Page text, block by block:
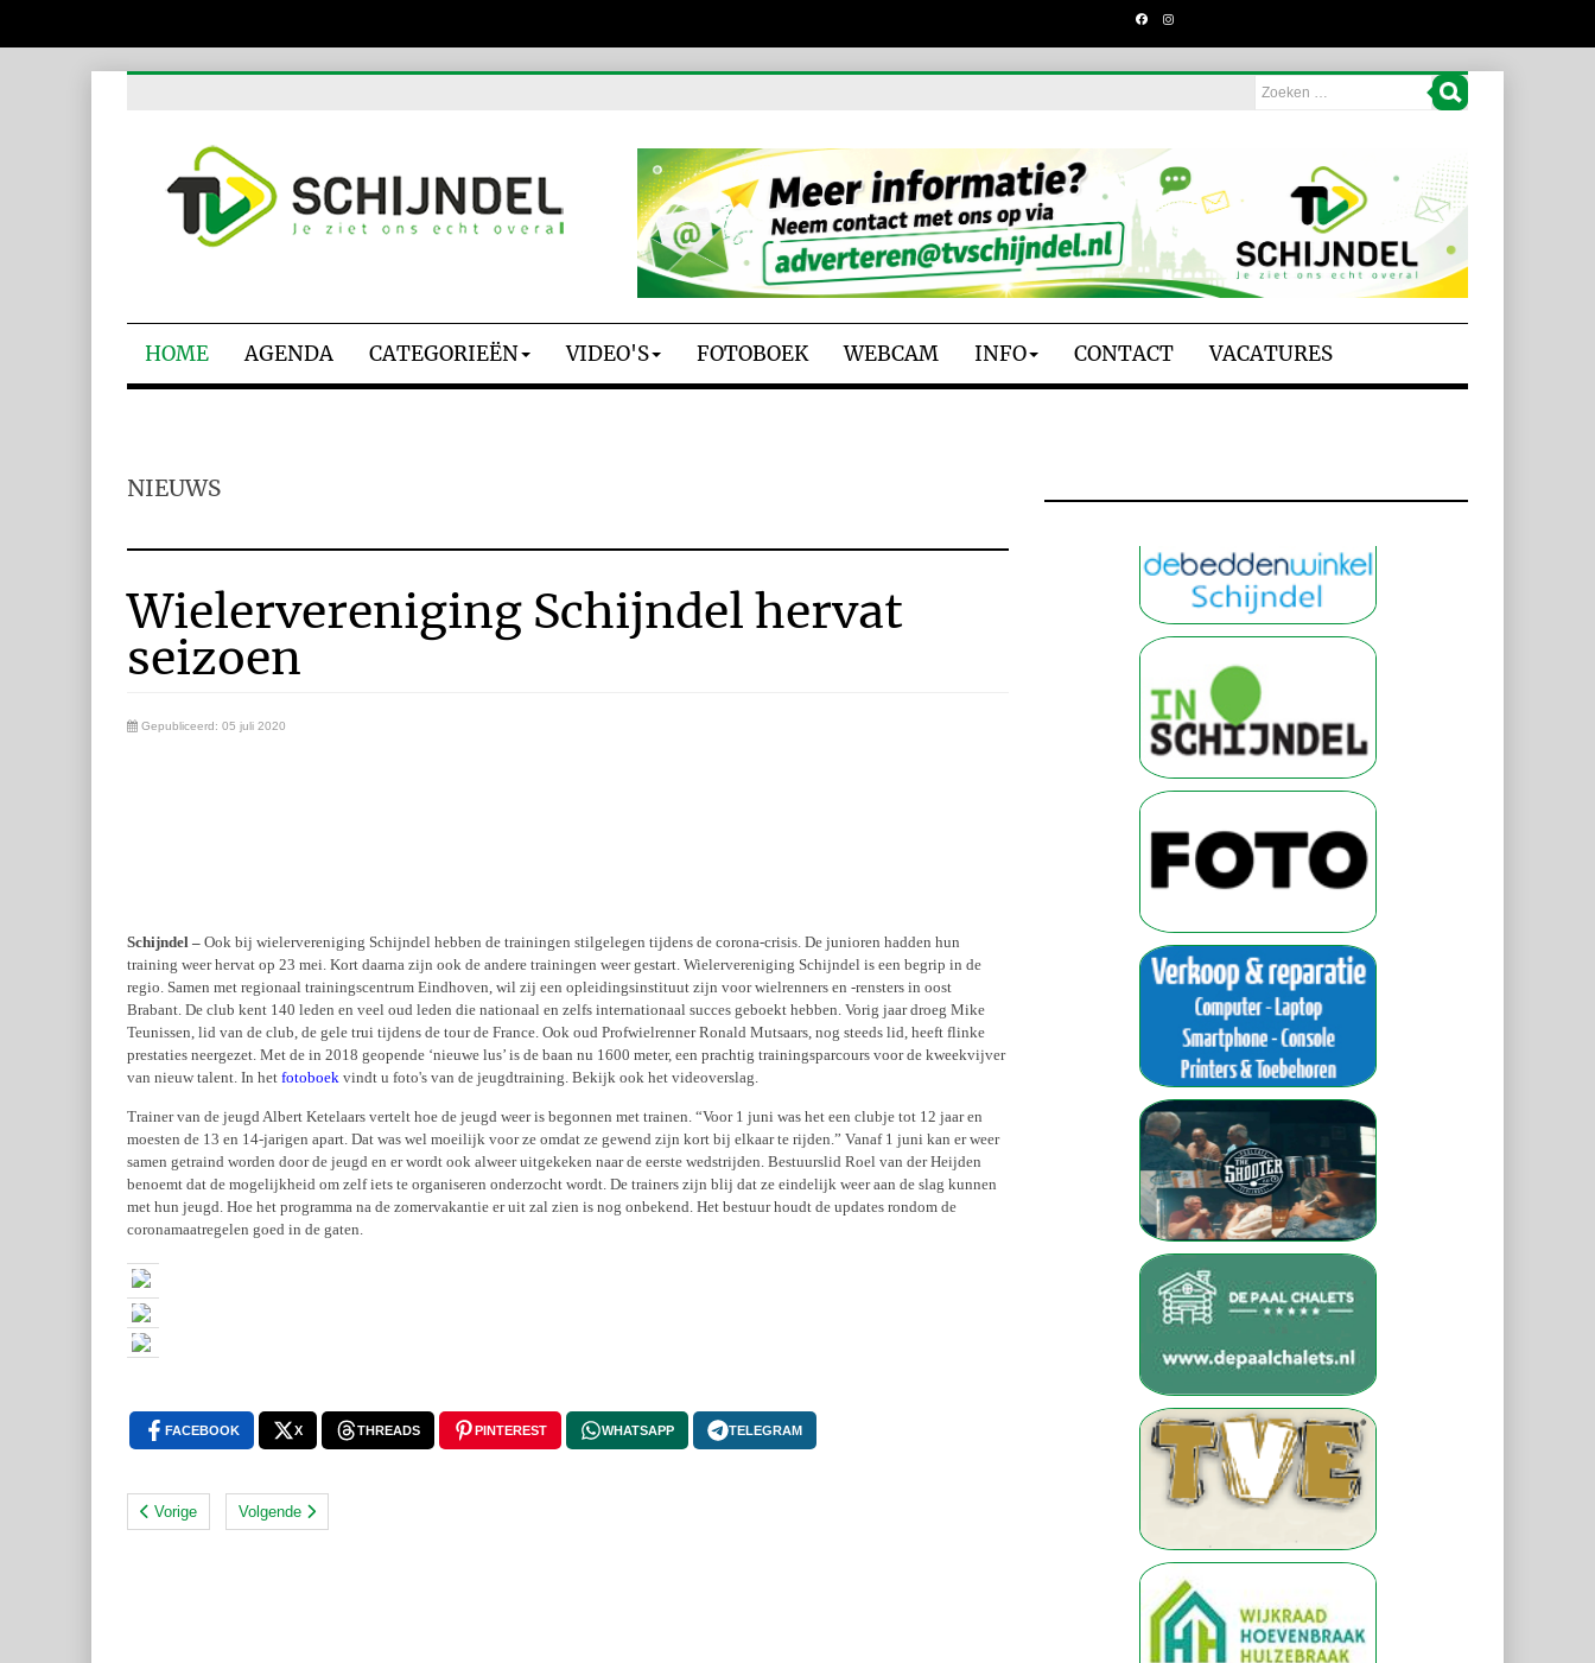
HOME AGENDA CATEGORIEËN VIDEO'S FOTOBOEK WEBCAM INFO CONTACT VACATURES
NIEUWS
Wielervereniging Schijndel hervat
seizoen
Gepubliceerd: 05 juli 2020
Schijndel – Ook bij wielervereniging Schijndel hebben de trainingen stilgelegen tijdens de corona-crisis. De junioren hadden hun
training weer hervat op 23 mei. Kort daarna zijn ook de andere trainingen weer gestart. Wielervereniging Schijndel is een begrip in de
regio. Samen met regionaal trainingscentrum Eindhoven, wil zij een opleidingsinstituut zijn voor wielrenners en -rensters in oost
Brabant. De club kent 140 leden en veel oud leden die nationaal en zelfs internationaal succes geboekt hebben. Vorig jaar droeg Mike
Teunissen, lid van de club, de gele trui tijdens de tour de France. Ook oud Profwielrenner Ronald Mutsaars, nog steeds lid, heeft flinke
prestaties neergezet. Met de in 2018 geopende ‘nieuwe lus’ is de baan nu 1600 meter, een prachtig trainingsparcours voor de kweekvijver
van nieuw talent. In het fotoboek vindt u foto's van de jeugdtraining. Bekijk ook het videoverslag.
Trainer van de jeugd Albert Ketelaars vertelt hoe de jeugd weer is begonnen met trainen. “Voor 1 juni was het een clubje tot 12 jaar en
moesten de 13 en 14-jarigen apart. Dat was wel moeilijk voor ze omdat ze gewend zijn kort bij elkaar te rijden.” Vanaf 1 juni kan er weer
samen getraind worden door de jeugd en er wordt ook alweer uitgekeken naar de eerste wedstrijden. Bestuurslid Roel van der Heijden
benoemt dat de mogelijkheid om zelf iets te organiseren onderzocht wordt. De trainers zijn blij dat ze eindelijk weer aan de slag kunnen
met hun jeugd. Hoe het programma na de zomervakantie er uit zal zien is nog onbekend. Het bestuur houdt de updates rondom de
coronamaatregelen goed in de gaten.
FACEBOOK X THREADS PINTEREST WHATSAPP TELEGRAM
Vorige Volgende